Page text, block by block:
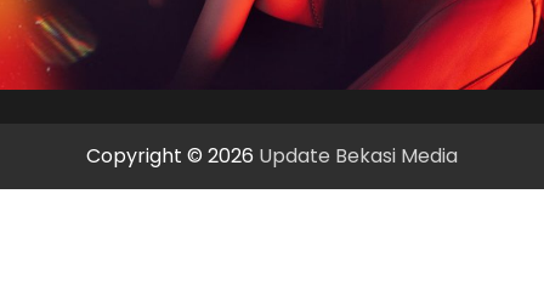
Copyright © 2026 Update Bekasi Media